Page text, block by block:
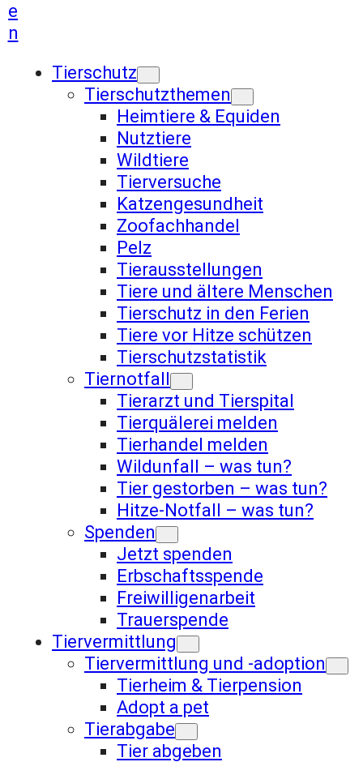
e
n
Tierschutz
Tierschutzthemen
Heimtiere & Equiden
Nutztiere
Wildtiere
Tierversuche
Katzengesundheit
Zoofachhandel
Pelz
Tierausstellungen
Tiere und ältere Menschen
Tierschutz in den Ferien
Tiere vor Hitze schützen
Tierschutzstatistik
Tiernotfall
Tierarzt und Tierspital
Tierquälerei melden
Tierhandel melden
Wildunfall – was tun?
Tier gestorben – was tun?
Hitze-Notfall – was tun?
Spenden
Jetzt spenden
Erbschaftsspende
Freiwilligenarbeit
Trauerspende
Tiervermittlung
Tiervermittlung und -adoption
Tierheim & Tierpension
Adopt a pet
Tierabgabe
Tier abgeben